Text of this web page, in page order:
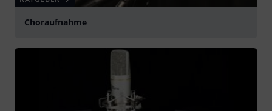
Choraufnahme